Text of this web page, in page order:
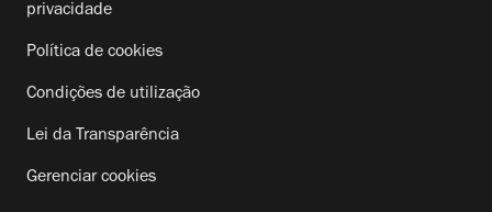
privacidade
Política de cookies
Condições de utilização
Lei da Transparência
Gerenciar cookies